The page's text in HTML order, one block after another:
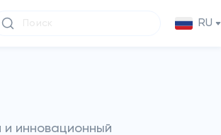
RU
инновационный